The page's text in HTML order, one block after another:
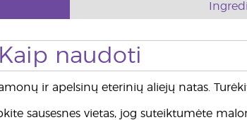
Kaip naudoti
ir apelsinų eterinių aliejų natas.
sausesnes vietas, jog suteiktumėte